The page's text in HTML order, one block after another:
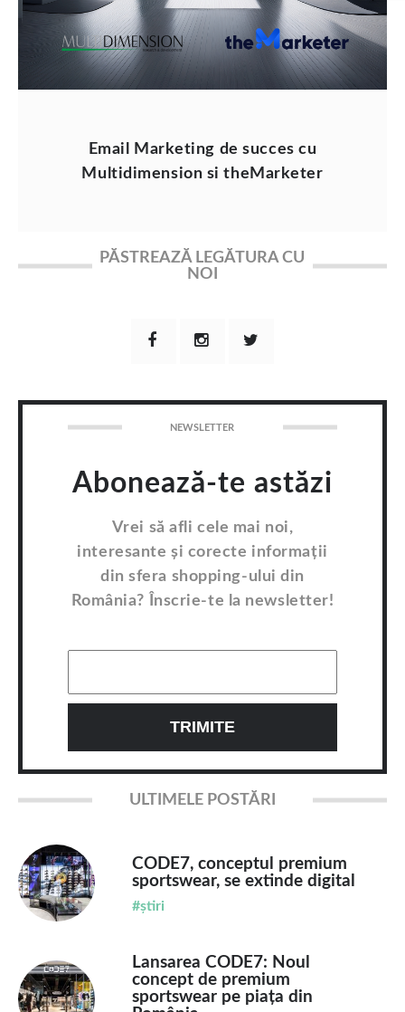
Email Marketing de succes cu
Multidimension si theMarketer
PĂSTREAZĂ LEGĂTURA CU
NOI
NEWSLETTER
Abonează-te astăzi
Vrei să afli cele mai noi,
interesante și corecte informații
din sfera shopping-ului din
România? Înscrie-te la newsletter!
ULTIMELE POSTĂRI
CODE7, conceptul premium
sportswear, se extinde digital
#știri
Lansarea CODE7: Noul
concept de premium
sportswear pe piața din